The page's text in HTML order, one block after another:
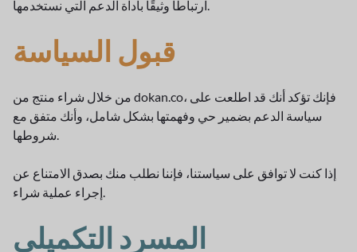
ارتباطًا وثيقًا بأداة الدعم التي نستخدمها.
قبول السياسة
من خلال شراء منتج من dokan.co، فإنك تؤكد أنك قد اطلعت على
سياسة الدعم بضمير حي وفهمتها بشكل شامل، وأنك متفق مع
شروطها.
إذا كنت لا توافق على سياستنا، فإننا نطلب منك بصدق الامتناع عن
إجراء عملية شراء.
المسرد التكميلي